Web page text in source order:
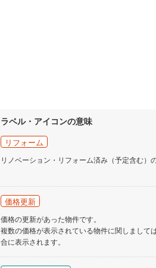
ラベル・アイコンの意味
リフォーム
リノベーション・リフォーム済み（予定含む）
価格更新
価格の更新があった物件です。
複数の価格が表示されている物件に関しまして
合に表示されます。